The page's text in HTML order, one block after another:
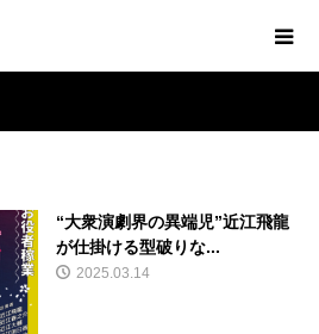
“大衆演劇界の異端児”近江飛龍
が仕掛ける型破りな...
2025.03.14